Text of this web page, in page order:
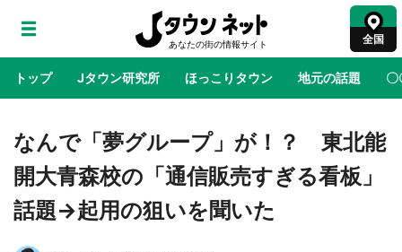
全国
トップ Jタウン研究所 ほっこりタウン 地元の話題 〇
地域×二次元 絶景 あの時はありがとう 物語がはじ
ラプラス・ダークネスが栃木県を征服！？ 県
公式プロモ動画で「聖地」が生産されてます
なんで「夢グループ」が！？ 東北能
開大青森校の「通信販売すぎる看板」
話題→起用の狙いを聞いた